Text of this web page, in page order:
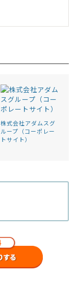
株式会社アダムスグ
ループ（コーポレー
トサイト）